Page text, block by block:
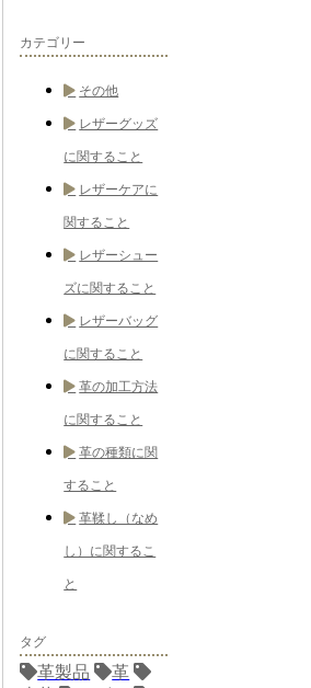
カテゴリー
その他
レザーグッズ
に関すること
レザーケアに
関すること
レザーシュー
ズに関すること
レザーバッグ
に関すること
革の加工方法
に関すること
革の種類に関
すること
革鞣し（なめ
し）に関するこ
と
タグ
革製品
革